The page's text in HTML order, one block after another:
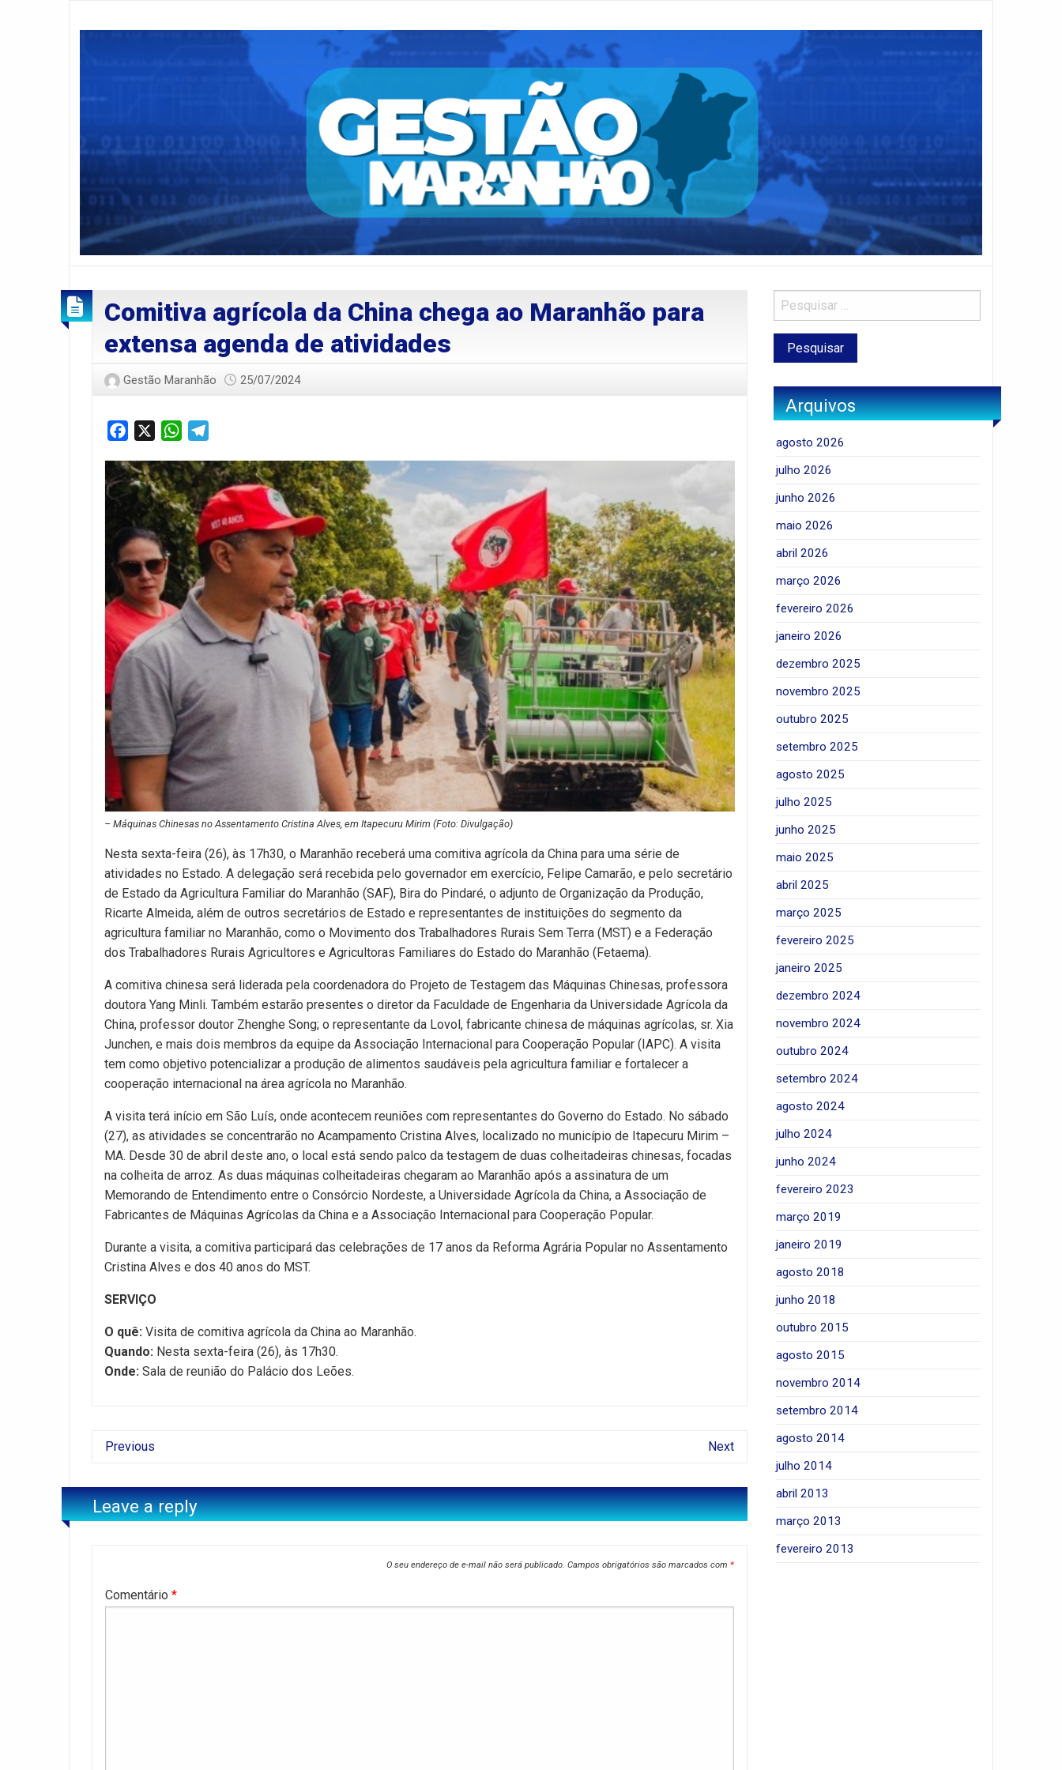
Comitiva agrícola da China chega ao Maranhão para
extensa agenda de atividades
Gestão Maranhão 25/07/2024
Facebook WhatsApp
– Máquinas Chinesas no Assentamento Cristina Alves, em Itapecuru Mirim (Foto: Divulgação)
Nesta sexta-feira (26), às 17h30, o Maranhão receberá uma comitiva agrícola da China para uma série de
atividades no Estado. A delegação será recebida pelo governador em exercício, Felipe Camarão, e pelo secretário
de Estado da Agricultura Familiar do Maranhão (SAF), Bira do Pindaré, o adjunto de Organização da Produção,
Ricarte Almeida, além de outros secretários de Estado e representantes de instituições do segmento da
agricultura familiar no Maranhão, como o Movimento dos Trabalhadores Rurais Sem Terra (MST) e a Federação
dos Trabalhadores Rurais Agricultores e Agricultoras Familiares do Estado do Maranhão (Fetaema).
A comitiva chinesa será liderada pela coordenadora do Projeto de Testagem das Máquinas Chinesas, professora
doutora Yang Minli. Também estarão presentes o diretor da Faculdade de Engenharia da Universidade Agrícola da
China, professor doutor Zhenghe Song; o representante da Lovol, fabricante chinesa de máquinas agrícolas, sr. Xia
Junchen, e mais dois membros da equipe da Associação Internacional para Cooperação Popular (IAPC). A visita
tem como objetivo potencializar a produção de alimentos saudáveis pela agricultura familiar e fortalecer a
cooperação internacional na área agrícola no Maranhão.
A visita terá início em São Luís, onde acontecem reuniões com representantes do Governo do Estado. No sábado
(27), as atividades se concentrarão no Acampamento Cristina Alves, localizado no município de Itapecuru Mirim –
MA. Desde 30 de abril deste ano, o local está sendo palco da testagem de duas colheitadeiras chinesas, focadas
na colheita de arroz. As duas máquinas colheitadeiras chegaram ao Maranhão após a assinatura de um
Memorando de Entendimento entre o Consórcio Nordeste, a Universidade Agrícola da China, a Associação de
Fabricantes de Máquinas Agrícolas da China e a Associação Internacional para Cooperação Popular.
Durante a visita, a comitiva participará das celebrações de 17 anos da Reforma Agrária Popular no Assentamento
Cristina Alves e dos 40 anos do MST.
SERVIÇO
O quê: Visita de comitiva agrícola da China ao Maranhão.
Quando: Nesta sexta-feira (26), às 17h30.
Onde: Sala de reunião do Palácio dos Leões.
Previous Next
Leave a reply
O seu endereço de e-mail não será publicado. Campos obrigatórios são marcados com *
Comentário *
Arquivos
agosto 2026
julho 2026
junho 2026
maio 2026
abril 2026
março 2026
fevereiro 2026
janeiro 2026
dezembro 2025
novembro 2025
outubro 2025
setembro 2025
agosto 2025
julho 2025
junho 2025
maio 2025
abril 2025
março 2025
fevereiro 2025
janeiro 2025
dezembro 2024
novembro 2024
outubro 2024
setembro 2024
agosto 2024
julho 2024
junho 2024
fevereiro 2023
março 2019
janeiro 2019
agosto 2018
junho 2018
outubro 2015
agosto 2015
novembro 2014
setembro 2014
agosto 2014
julho 2014
abril 2013
março 2013
fevereiro 2013